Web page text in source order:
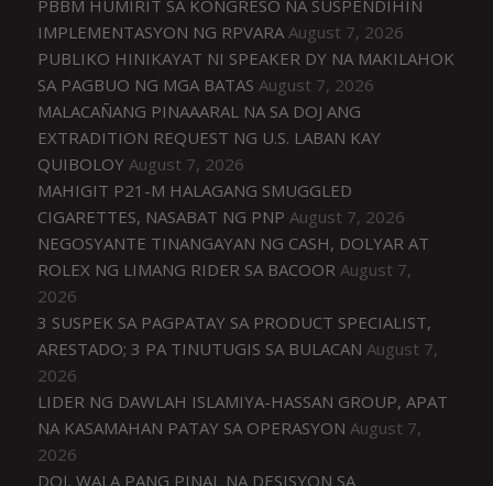
PBBM HUMIRIT SA KONGRESO NA SUSPENDIHIN
IMPLEMENTASYON NG RPVARA August 7, 2026
PUBLIKO HINIKAYAT NI SPEAKER DY NA MAKILAHOK
SA PAGBUO NG MGA BATAS August 7, 2026
MALACAÑANG PINAAARAL NA SA DOJ ANG
EXTRADITION REQUEST NG U.S. LABAN KAY
QUIBOLOY August 7, 2026
MAHIGIT P21-M HALAGANG SMUGGLED
CIGARETTES, NASABAT NG PNP August 7, 2026
NEGOSYANTE TINANGAYAN NG CASH, DOLYAR AT
ROLEX NG LIMANG RIDER SA BACOOR August 7,
2026
3 SUSPEK SA PAGPATAY SA PRODUCT SPECIALIST,
ARESTADO; 3 PA TINUTUGIS SA BULACAN August 7,
2026
LIDER NG DAWLAH ISLAMIYA-HASSAN GROUP, APAT
NA KASAMAHAN PATAY SA OPERASYON August 7,
2026
DOJ, WALA PANG PINAL NA DESISYON SA